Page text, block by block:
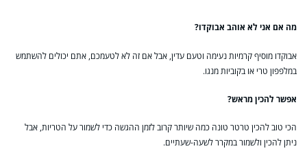
מה אם אני לא אוהב אבוקדו?
אבוקדו מוסיף קרמיות נעימה וטעם עדין, אבל אם זה לא לטעמכם, אתם יכולים להשתמש
במלפפון טרי או בקוביות מנגו.
אפשר להכין מראש?
הכי טוב להכין טרטר טונה כמה שיותר קרוב לזמן ההגשה כדי לשמור על הטריות, אבל
ניתן להכין ולשמור במקרר לשעה-שעתיים.